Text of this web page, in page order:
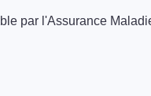
par l'Assurance